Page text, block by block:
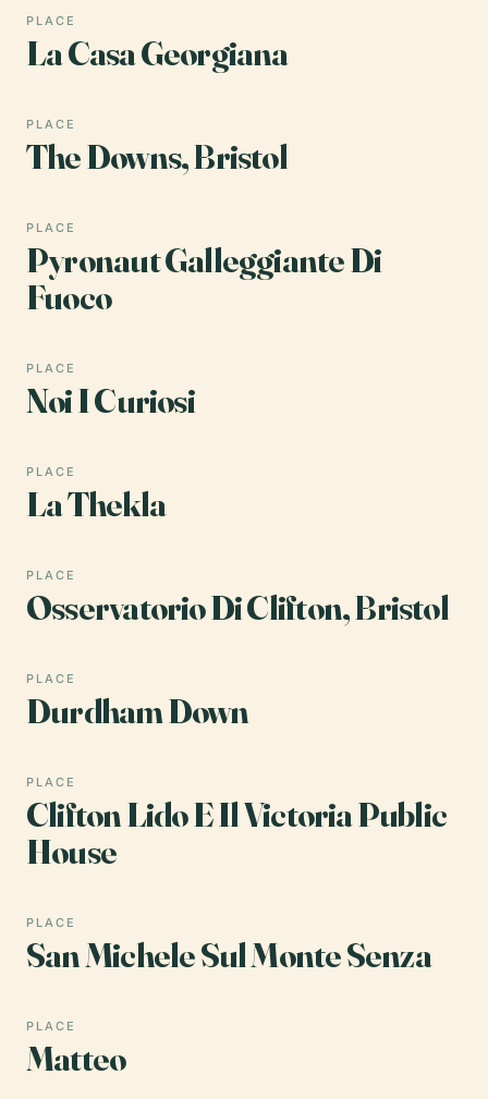
PLACE
La Casa Georgiana
PLACE
The Downs, Bristol
PLACE
Pyronaut Galleggiante Di
Fuoco
PLACE
Noi I Curiosi
PLACE
La Thekla
PLACE
Osservatorio Di Clifton, Bristol
PLACE
Durdham Down
PLACE
Clifton Lido E Il Victoria Public
House
PLACE
San Michele Sul Monte Senza
PLACE
Matteo